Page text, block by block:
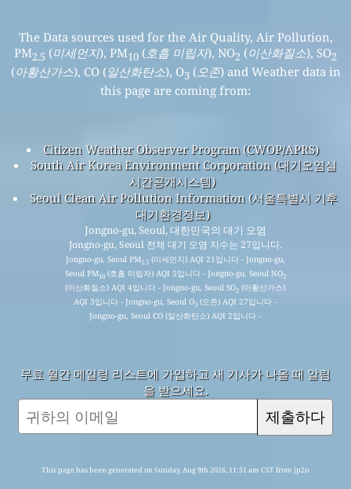
The Data sources used for the Air Quality, Air Pollution,
PM2.5 (미세먼지), PM10 ( 호흡 미립자), NO2 (이산화질소), SO2
(아황산가스), CO (일산화탄소), O3 (오존) and Weather data in
this page are coming from:
Citizen Weather Observer Program (CWOP/APRS)
South Air Korea Environment Corporation (대기오염실
시간공개시스템)
Seoul Clean Air Pollution Information (서울특별시 기후
대기환경정보)
Jongno-gu, Seoul, 대한민국의 대기 오염
Jongno-gu, Seoul 전체 대기 오염 지수는 27입니다.
Jongno-gu, Seoul PM2.5(미세먼지) AQI 21입니다 - Jongno-gu,
Seoul PM10(호흡 미립자) AQI 5입니다 - Jongno-gu, Seoul NO2
(이산화질소) AQI 4입니다 - Jongno-gu, Seoul SO2 (아황산가스)
AQI 3입니다 - Jongno-gu, Seoul O3 (오존) AQI 27입니다 -
Jongno-gu, Seoul CO (일산화탄소) AQI 2입니다 -
무료 월간 메일링 리스트에 가입하고 새 기사가 나올 때 알림
을 받으세요.
제출하다
This page has been generated on Sunday, Aug 9th 2026, 11:51 am CST from jp2n